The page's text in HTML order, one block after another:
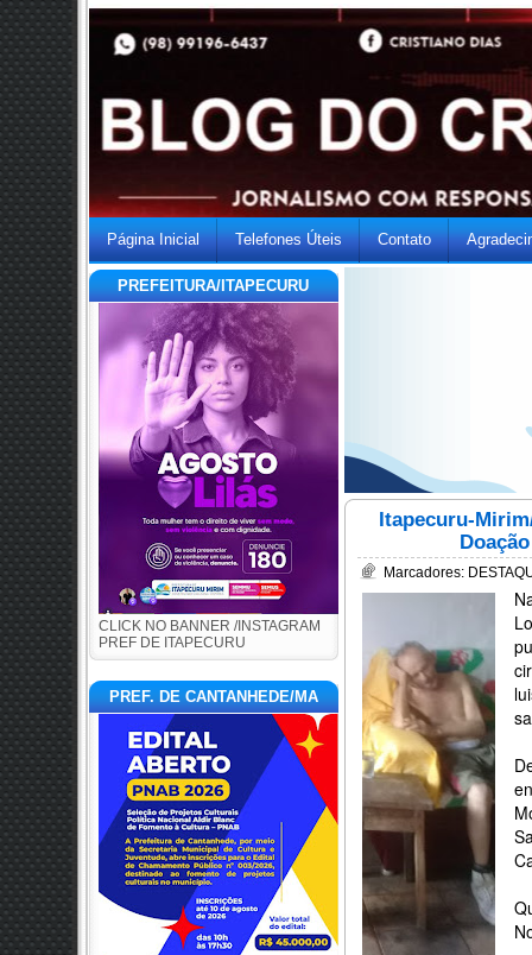
Página Inicial Telefones Úteis Contato
PREFEITURA/ITAPECURU
CLICK NO BANNER /INSTAGRAM
PREF DE ITAPECURU
PREF. DE CANTANHEDE/MA
Itapecuru-
Marcadores: